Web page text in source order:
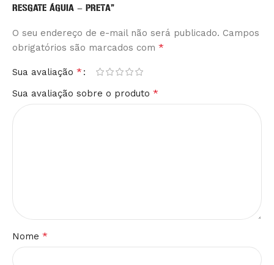
RESGATE ÁGUIA – PRETA”
O seu endereço de e-mail não será publicado. Campos
obrigatórios são marcados com *
Sua avaliação *
Sua avaliação sobre o produto *
Nome *
Alternative: